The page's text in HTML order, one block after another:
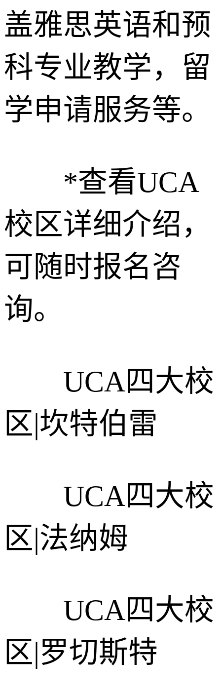
盖雅思英语和预
科专业教学，留
学申请服务等。
*查看UCA
校区详细介绍，
可随时报名咨
询。
UCA四大校
区|坎特伯雷
UCA四大校
区|法纳姆
UCA四大校
区|罗切斯特